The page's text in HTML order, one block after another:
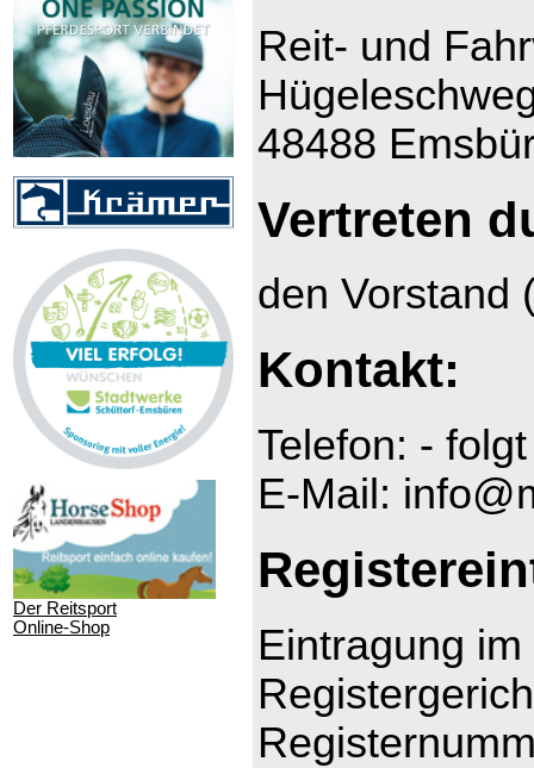
Der Reitsport
Online-Shop
Reit- und
48488
Vertreten
den Vorstand
Kontakt:
Telefon: -
E-Mail:
Eintragung